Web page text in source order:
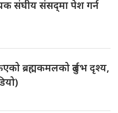
संघीय संसद्‌मा पेश गर्न
ब्रह्मकमलको दुर्लभ दृश्य,